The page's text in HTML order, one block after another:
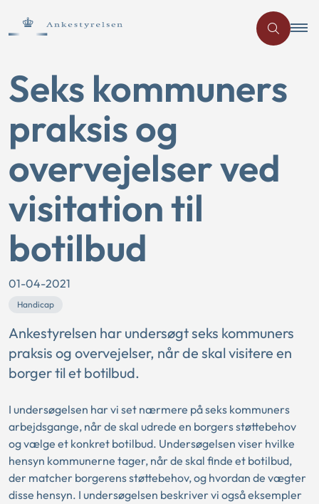
Seks kommuners
praksis og
overvejelser ved
visitation til
botilbud
01-04-2021
Handicap
Ankestyrelsen har undersøgt seks kommuners
praksis og overvejelser, når de skal visitere en
borger til et botilbud.
I undersøgelsen har vi set nærmere på seks kommuners
arbejdsgange, når de skal udrede en borgers støttebehov
og vælge et konkret botilbud. Undersøgelsen viser hvilke
hensyn kommunerne tager, når de skal finde et botilbud,
der matcher borgerens støttebehov, og hvordan de vægter
disse hensyn. I undersøgelsen beskriver vi også eksempler